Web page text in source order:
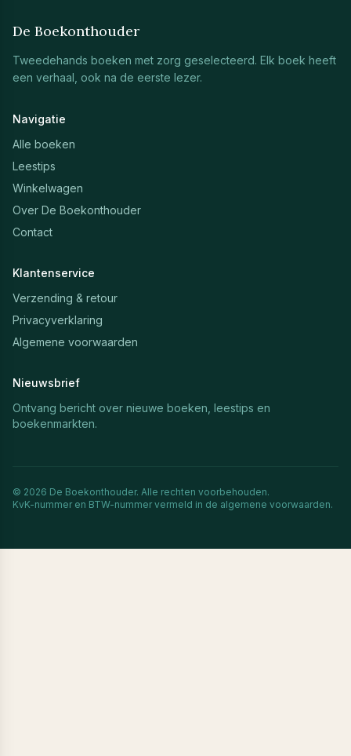
De Boekonthouder
Tweedehands boeken met zorg geselecteerd. Elk boek heeft
een verhaal, ook na de eerste lezer.
Navigatie
Alle boeken
Leestips
Winkelwagen
Over De Boekonthouder
Contact
Klantenservice
Verzending & retour
Privacyverklaring
Algemene voorwaarden
Nieuwsbrief
Ontvang bericht over nieuwe boeken, leestips en
boekenmarkten.
© 2026 De Boekonthouder. Alle rechten voorbehouden.
KvK-nummer en BTW-nummer vermeld in de algemene voorwaarden.